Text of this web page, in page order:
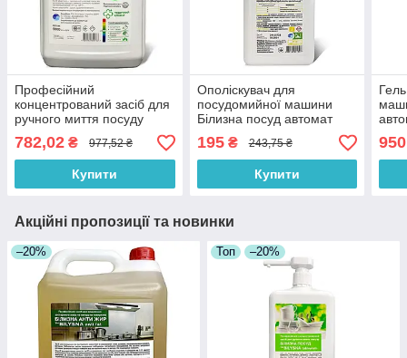
Професійний
концентрований засіб для
ручного миття посуду
Onclean 5 л від Бланідас
782,02 ₴ 977,52 ₴
Купити
Ополіскувач для
посудомийної машини
Білизна посуд автомат
1000 мл
195₴ 243,75 ₴
Купити
950
Акційні пропозиції та новинки
–20% Топ –20%